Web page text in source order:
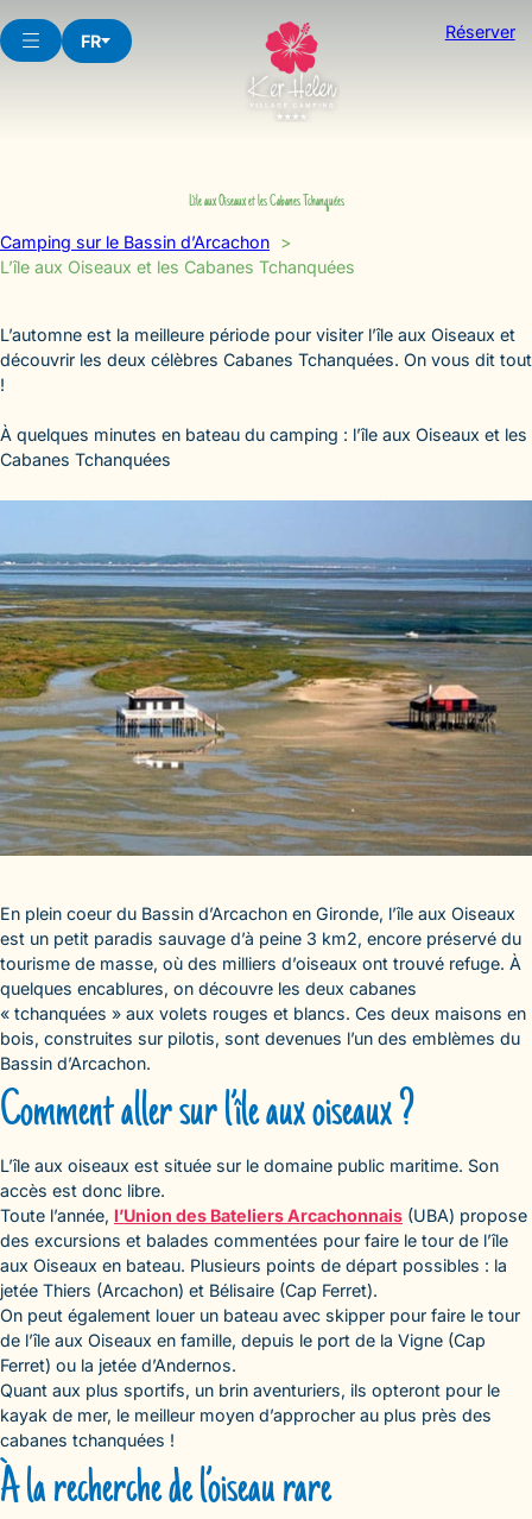
au
contenu
FR Réserver
L’île aux Oiseaux et les Cabanes Tchanquées
Camping sur le Bassin d’Arcachon
L’île aux Oiseaux et les Cabanes Tchanquées
L’automne est la meilleure période pour visiter l’île aux Oiseaux et
découvrir les deux célèbres Cabanes Tchanquées. On vous dit tout
!
À quelques minutes en bateau du camping : l’île aux Oiseaux et les
Cabanes Tchanquées
En plein coeur du Bassin d’Arcachon en Gironde, l’île aux Oiseaux
est un petit paradis sauvage d’à peine 3 km2, encore préservé du
tourisme de masse, où des milliers d’oiseaux ont trouvé refuge. À
quelques encablures, on découvre les deux cabanes
« tchanquées » aux volets rouges et blancs. Ces deux maisons en
bois, construites sur pilotis, sont devenues l’un des emblèmes du
Bassin d’Arcachon.
Comment aller sur l’île aux oiseaux ?
L’île aux oiseaux est située sur le domaine public maritime. Son
accès est donc libre.
Toute l’année, l’Union des Bateliers Arcachonnais (UBA) propose
des excursions et balades commentées pour faire le tour de l’île
aux Oiseaux en bateau. Plusieurs points de départ possibles : la
jetée Thiers (Arcachon) et Bélisaire (Cap Ferret).
On peut également louer un bateau avec skipper pour faire le tour
de l’île aux Oiseaux en famille, depuis le port de la Vigne (Cap
Ferret) ou la jetée d’Andernos.
Quant aux plus sportifs, un brin aventuriers, ils opteront pour le
kayak de mer, le meilleur moyen d’approcher au plus près des
cabanes tchanquées !
À la recherche de l’oiseau rare